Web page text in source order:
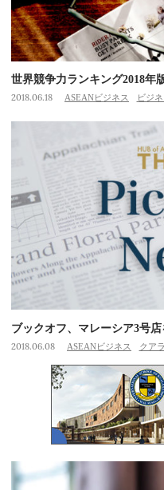
世界競争力ランキング2018
2018.06.18 ASEANビジネス ビジ
ブックオフ、マレーシア3号
2018.06.08 ASEANビジネス クア